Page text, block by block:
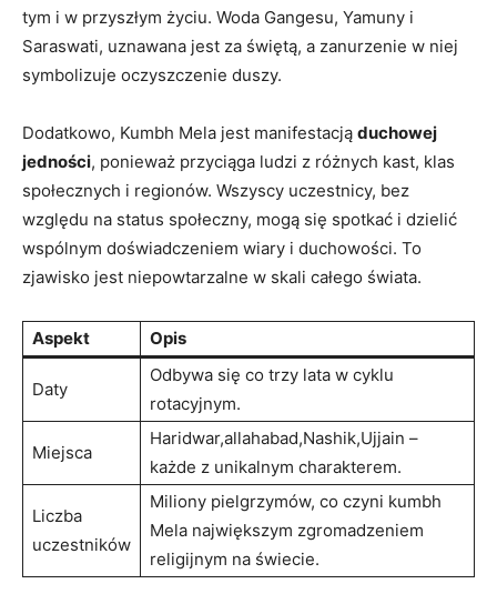
tym i w przyszłym życiu. Woda Gangesu, Yamuny i
Saraswati, uznawana jest za świętą, a zanurzenie w niej
symbolizuje oczyszczenie duszy.
Dodatkowo, Kumbh Mela jest manifestacją duchowej
jedności, ponieważ przyciąga ludzi z różnych kast, klas
społecznych i regionów. Wszyscy uczestnicy, bez
względu na status społeczny, mogą się spotkać i dzielić
wspólnym doświadczeniem wiary i duchowości. To
zjawisko jest niepowtarzalne w skali całego świata.
Aspekt Opis
Daty
Odbywa się co trzy lata w cyklu
rotacyjnym.
Miejsca
Haridwar,allahabad,Nashik,Ujjain –
każde z unikalnym charakterem.
Liczba
uczestników
Miliony pielgrzymów, co czyni kumbh
Mela największym zgromadzeniem
religijnym na świecie.